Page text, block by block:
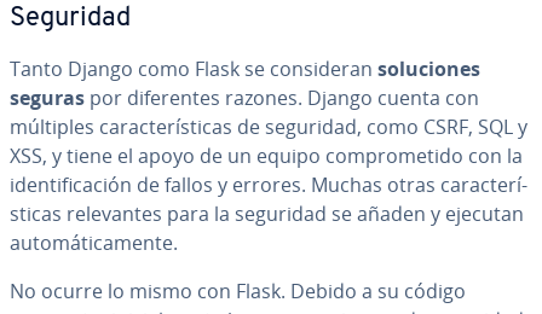
Seguridad
Tanto Django como Flask se co­n­si­de­ran so­lu­cio­nes
seguras por di­fe­re­n­tes razones. Django cuenta con
múltiples ca­ra­c­te­rí­s­ti­cas de seguridad, como CSRF, SQL y
XSS, y tiene el apoyo de un equipo co­m­pro­me­ti­do con la
ide­n­ti­fi­ca­ción de fallos y errores. Muchas otras ca­ra­c­te­rí­
s­ti­cas re­le­va­n­tes para la seguridad se añaden y ejecutan
au­to­má­ti­ca­me­n­te.
No ocurre lo mismo con Flask. Debido a su código